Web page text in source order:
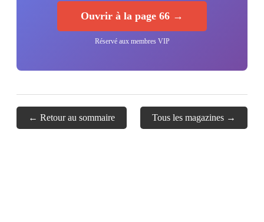
Ouvrir à la page 66 →
Réservé aux membres VIP
← Retour au sommaire Tous les magazines →